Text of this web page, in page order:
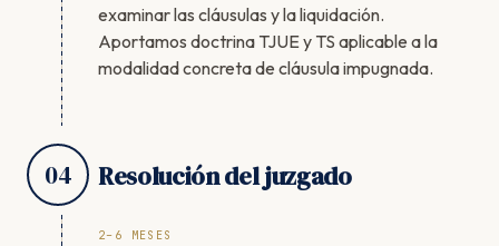
examinar las cláusulas y la liquidación.
Aportamos doctrina TJUE y TS aplicable a la
modalidad concreta de cláusula impugnada.
04 Resolución del juzgado
2–6 MESES